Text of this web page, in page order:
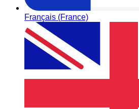
Français (France)